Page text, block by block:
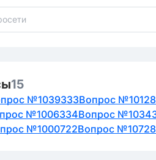
15
№1039333Вопрос
№1006334Вопрос
№1000722Вопрос